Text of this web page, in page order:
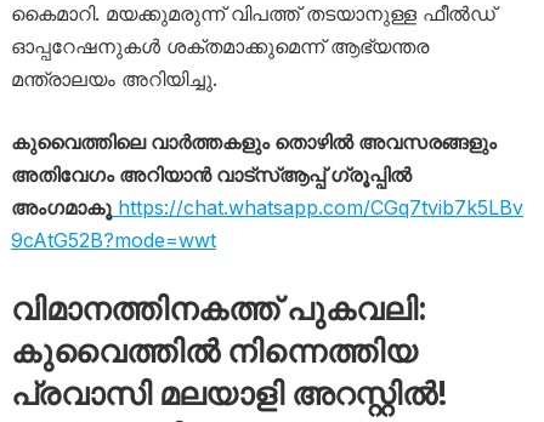
കൈമാറി. മയക്കുമരുന്ന് വിപത്ത് തടയാനുള്ള ഫീൽഡ്
ഓപ്പറേഷനുകൾ ശക്തമാക്കുമെന്ന് ആഭ്യന്തര
മന്ത്രാലയം അറിയിച്ചു.
കുവൈത്തിലെ വാർത്തകളും തൊഴിൽ അവസരങ്ങളും
അതിവേഗം അറിയാൻ വാട്സ്ആപ്പ് ഗ്രൂപ്പിൽ
അംഗമാകൂhttps://chat.whatsapp.com/CGq7tvib7k5LBv
9cAtG52B?mode=wwt
വിമാനത്തിനകത്ത് പുകവലി:
കുവൈത്തിൽ നിന്നെത്തിയ
പ്രവാസി മലയാളി അറസ്റ്റിൽ!